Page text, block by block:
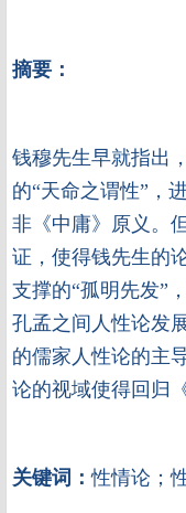
摘要：
钱穆先生早就指出
的“天命之谓性”，
非《中庸》原义。
证，使得钱先生的
支撑的“孤明先发”
孔孟之间人性论发
的儒家人性论的主
论的视域使得回归
关键词：性情论；